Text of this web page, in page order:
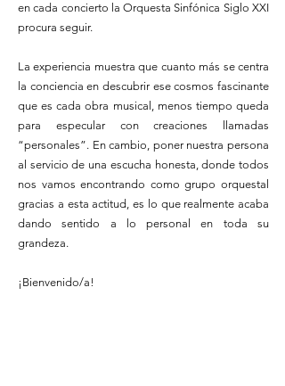
en cada concierto la Orquesta Sinfónica Siglo XXI
procura seguir.
La experiencia muestra que cuanto más se centra
la conciencia en descubrir ese cosmos fascinante
que es cada obra musical, menos tiempo queda
para especular con creaciones llamadas
“personales”. En cambio, poner nuestra persona
al servicio de una escucha honesta, donde todos
nos vamos encontrando como grupo orquestal
gracias a esta actitud, es lo que realmente acaba
dando sentido a lo personal en toda su
grandeza.
¡Bienvenido/a!